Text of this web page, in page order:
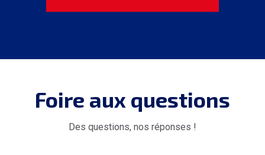
Foire aux questions
Des questions, nos réponses !